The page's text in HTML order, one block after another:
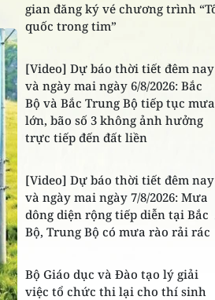
gian đăng ký vé chương trình
quốc trong tim”
[Video] Dự báo thời tiết đêm nay
và ngày mai ngày 6/8/2026: Bắc
Bộ và Bắc Trung Bộ tiếp tục mưa
lớn, bão số 3 không ảnh hưởng
trực tiếp đến đất liền
[Video] Dự báo thời tiết đêm nay
và ngày mai ngày 7/8/2026: Mưa
dông diện rộng tiếp diễn tại Bắc
Bộ, Trung Bộ có mưa rào rải rác
Bộ Giáo dục và Đào tạo lý giải
việc tổ chức thi lại cho thí sinh